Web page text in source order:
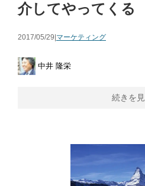
介してやってくる
2017/05/29| マーケティング
中井 隆栄
続きを